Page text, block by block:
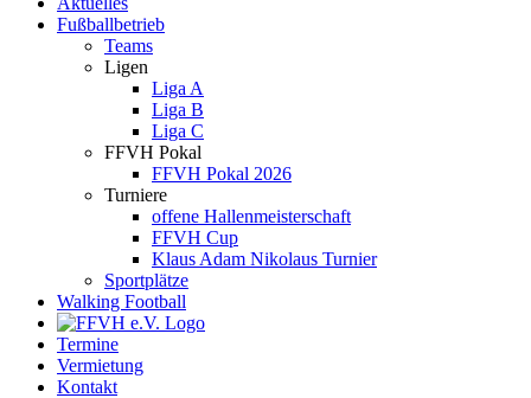
Fußballbetrieb
Teams
Ligen
Liga A
Liga B
Liga C
FFVH Pokal
FFVH Pokal 2026
Turniere
offene Hallenmeisterschaft
FFVH Cup
Klaus Adam Nikolaus Turnier
Sportplätze
Walking Football
Termine
Vermietung
Kontakt